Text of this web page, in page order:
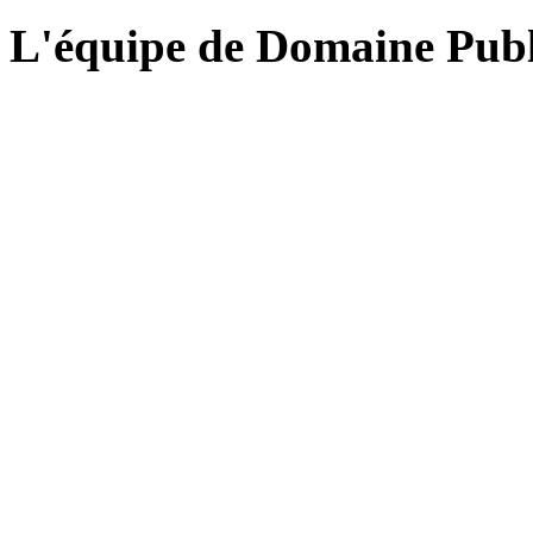
L'équipe de Domaine